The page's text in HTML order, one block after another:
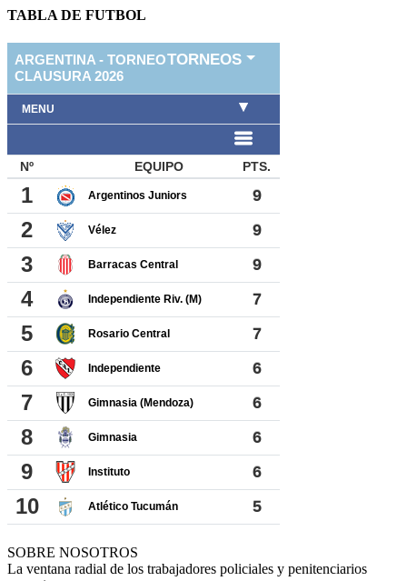
TABLA DE FUTBOL
SOBRE NOSOTROS
La ventana radial de los trabajadores policiales y penitenciarios